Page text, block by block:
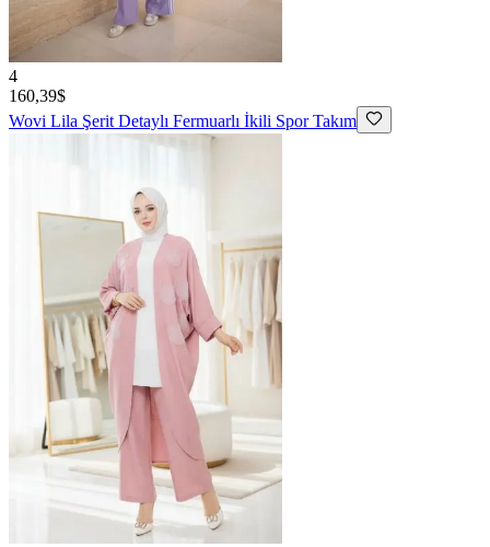
4
160,39$
Wovi Lila Şerit Detaylı Fermuarlı İkili Spor Takım